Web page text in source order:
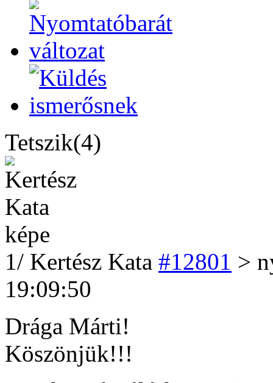
Tetszik(4)
1/ Kertész Kata #12801 >
19:09:50
Drága Márti!
Köszönjük!!!